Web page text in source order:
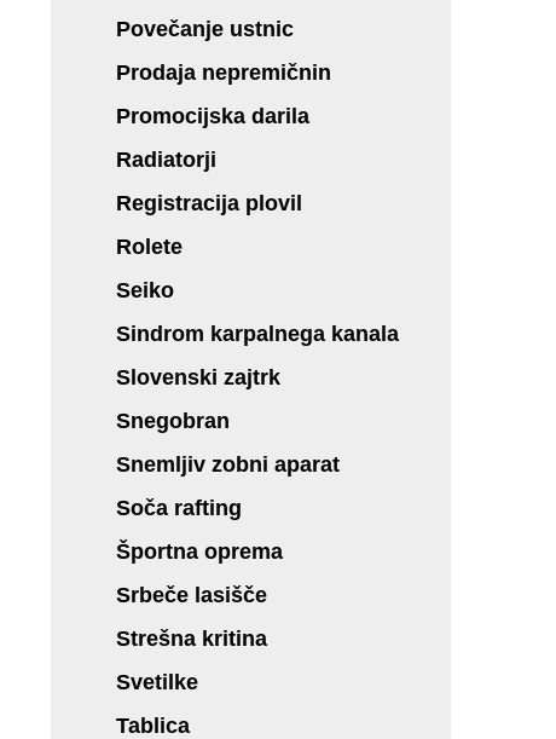
Povečanje ustnic
Prodaja nepremičnin
Promocijska darila
Radiatorji
Registracija plovil
Rolete
Seiko
Sindrom karpalnega kanala
Slovenski zajtrk
Snegobran
Snemljiv zobni aparat
Soča rafting
Športna oprema
Srbeče lasišče
Strešna kritina
Svetilke
Tablica